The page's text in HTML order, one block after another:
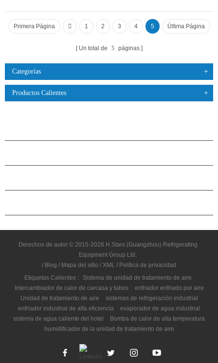
Primera Página 1 2 3 4 5 Última Página
Un total de 5 páginas
Categorías
Productos Calientes
Derechos de autor © 2015-2026 H.Stars (Guangzhou) Refrigerating
Equipment Group Ltd.
/ Blog / Mapa del sitio / XML / Política de privacidad
Etiquetas Calientes :
Sistema de unidad de tratamiento de aire
Intercambiador de calor de carcasa y tubos
enfriador enfriado por aire
Unidad de tratamiento de aire
sistemas de refrigeración industrial
enfriador industrial de alta eficiencia
evaporador de agua industrial
sistema de agua caliente del hotel
Bomba de calor de alta temperatura
humidificador de la unidad de tratamiento de aire